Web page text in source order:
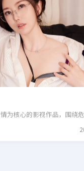
为核心的影视作品，围绕